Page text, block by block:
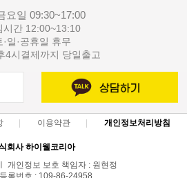
요일 09:30~17:00
시간 12:00~13:10
·일·공휴일 휴무
4시결제까지 당일출고
이용약관 개인정보처리방침
회사 하이웰코리아
개인정보 보호 책임자 : 원현정
록번호 : 109-86-24958